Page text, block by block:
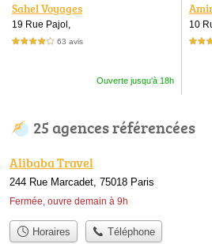
Sahel Voyages
19 Rue Pajol,
4,0 étoiles sur 5 63 avis
Ouverte jusqu'à 18h
10
4,0
25 agences référencées
Alibaba Travel
244 Rue Marcadet, 75018 Paris
Fermée, ouvre demain à 9h
Horaires Téléphone